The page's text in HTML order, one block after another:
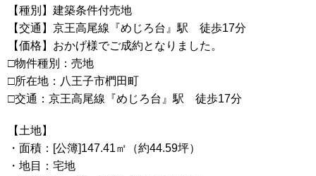
【種別】建築条件付売地
【交通】京王高尾線『めじろ台』駅 徒歩17分
【価格】おかげ様でご成約となりました。
□物件種別：売地
□所在地：八王子市椚田町
□交通：京王高尾線『めじろ台』駅 徒歩17分
【土地】
・面積：[公簿]147.41㎡（約44.59坪）
・地目：宅地